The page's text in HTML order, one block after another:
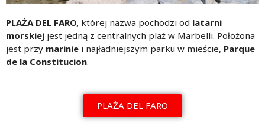
PLAŻA DEL FARO, której nazwa pochodzi od latarni
morskiej jest jedną z centralnych plaż w Marbelli. Położona
jest przy marinie i najładniejszym parku w mieście, Parque
de la Constitucion.
PLAŻA DEL FARO